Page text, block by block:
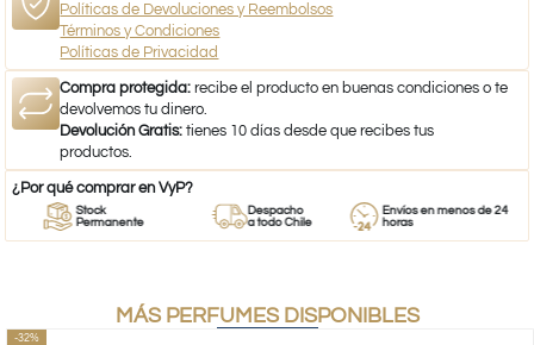
Políticas de Devoluciones y Reembolsos
Términos y Condiciones
Políticas de Privacidad
Compra protegida: recibe el producto en buenas condiciones o te
devolvemos tu dinero.
Devolución Gratis: tienes 10 días desde que recibes tus
productos.
¿Por qué comprar en VyP?
Stock
Permanente
Despacho
a todo Chile
Envíos en menos de 24
horas
MÁS PERFUMES DISPONIBLES
-32%